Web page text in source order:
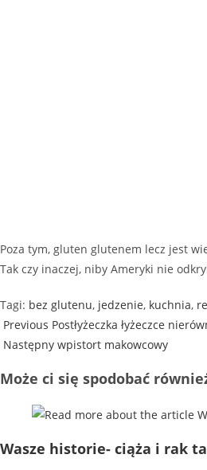
Poza tym, gluten glutenem lecz jest
Tak czy inaczej, niby Ameryki nie
Tagi: bez glutenu, jedzenie, kuchnia,
Previous Postłyżeczka łyżeczce
Następny wpistort makowcowy
Może ci się spodobać
Wasze historie- ciąża i rak